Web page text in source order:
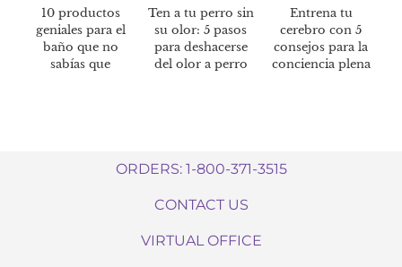
10 productos
geniales para el
baño que no
sabías que
Ten a tu perro sin
su olor: 5 pasos
para deshacerse
del olor a perro
Entrena tu
cerebro con 5
consejos para la
conciencia plena
ORDERS: 1-800-371-3515
CONTACT US
VIRTUAL OFFICE